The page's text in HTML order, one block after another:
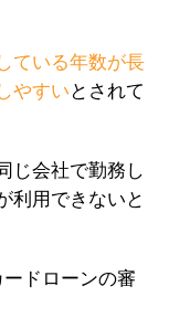
ている年数が長
やすい とされて
じ会社で勤務し
利用できないと
ドローンの審